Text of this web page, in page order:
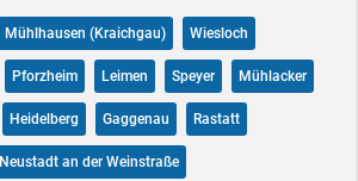
Mühlhausen (Kraichgau) Wiesloch
Pforzheim Leimen Speyer Mühlacker
Heidelberg Gaggenau Rastatt
Neustadt an der Weinstraße